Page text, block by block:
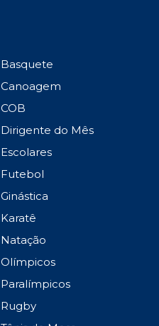
Basquete
Canoagem
COB
Dirigente do Mês
Escolares
Futebol
Ginástica
Karatê
Natação
Olímpicos
Paralímpicos
Rugby